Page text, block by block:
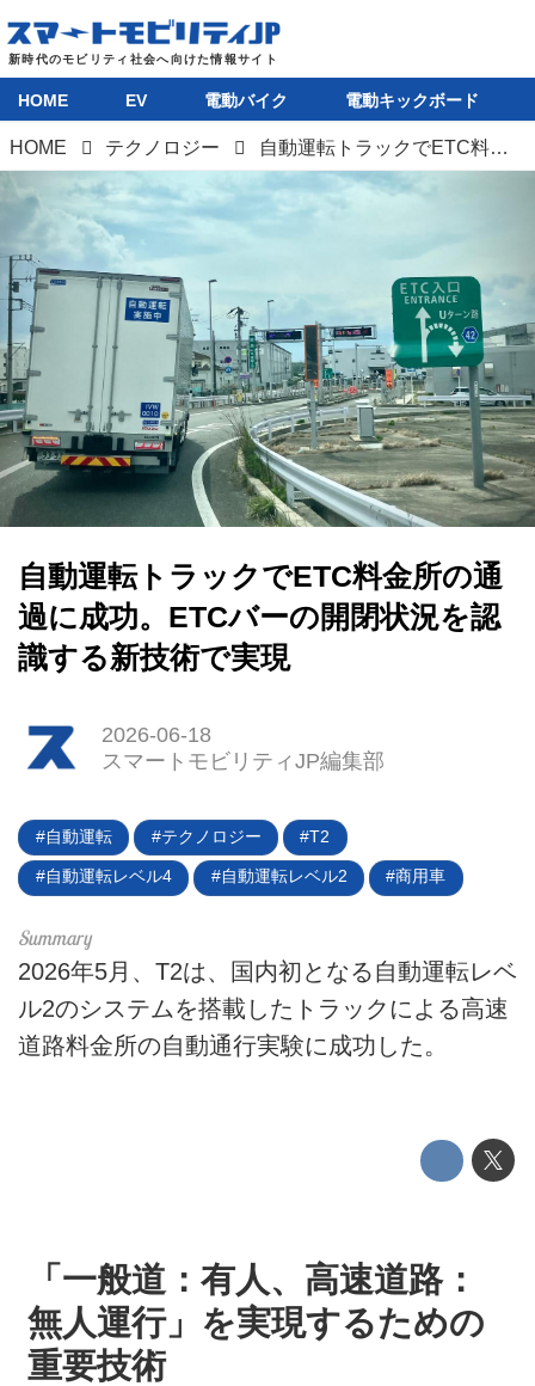
EV
電動バイク
電動キックボード
ライフスタイル
プライバシーポリシー
ライター名簿
HOME EV 電動バイク 電動キックボード
HOME テクノロジー 自動運転トラックでETC料金所の通過に成功。ETCバーの開閉状況を認識する新技術で実現
自動運転トラックでETC料金所の通
過に成功。ETCバーの開閉状況を認
識する新技術で実現
2026-06-18
スマートモビリティJP編集部
自動運転 テクノロジー T2
自動運転レベル4 自動運転レベル2 商用車
2026年5月、T2は、国内初となる自動運転レベ
ル2のシステムを搭載したトラックによる高速
道路料金所の自動通行実験に成功した。
「一般道：有人、高速道路：
無人運行」を実現するための
重要技術